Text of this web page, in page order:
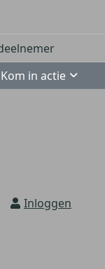
Kom in actie
Inloggen